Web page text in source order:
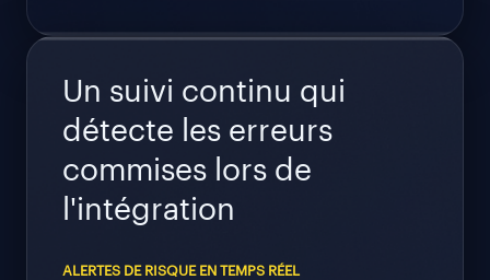
Un suivi continu qui
détecte les erreurs
commises lors de
l'intégration
ALERTES DE RISQUE EN TEMPS RÉEL